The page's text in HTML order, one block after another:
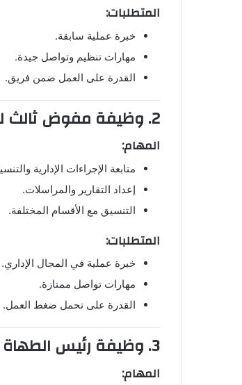
المتطلبات:
خبرة عملية سابقة.
مهارات تنظيم وتواصل جيدة.
القدرة على العمل ضمن فريق.
2. وظيفة مفوض ثالث لدى
المهام:
متابعة الإجراءات الإدارية
إعداد التقارير والمراسلات.
التنسيق مع الأقسام المختلفة.
المتطلبات:
خبرة عملية في المجال الإداري.
مهارات تواصل ممتازة.
القدرة على تحمل ضغط العمل.
3. وظيفة رئيس الطهاة – المطبخ الإيطالي لدى
المهام: